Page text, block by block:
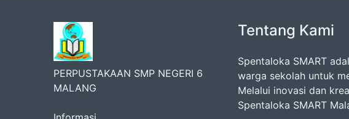
PERPUSTAKAAN SMP NEGERI 6
MALANG
Tentang Kami
Spentaloka SMART
warga sekolah untuk
Melalui inovasi dan
Spentaloka SMART